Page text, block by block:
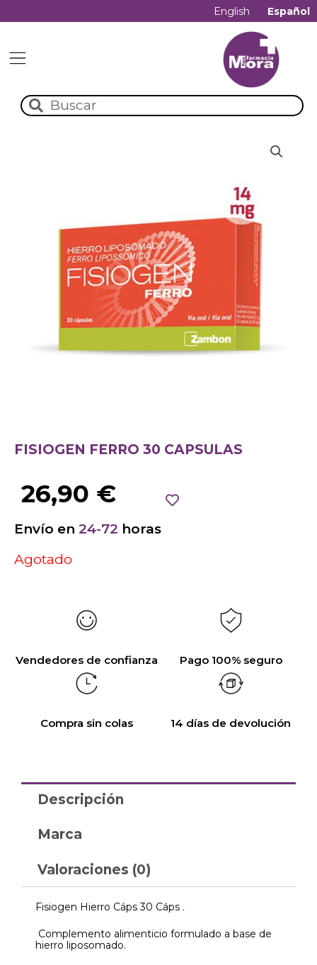
English Español
FISIOGEN FERRO 30 CAPSULAS
26,90 €
Envío en 24-72 horas
Agotado
Vendedores de confianza Pago 100% seguro
Compra sin colas 14 días de devolución
Descripción
Marca
Valoraciones (0)
Fisiogen Hierro Cáps 30 Cáps .
Complemento alimenticio formulado a base de
hierro liposomado.